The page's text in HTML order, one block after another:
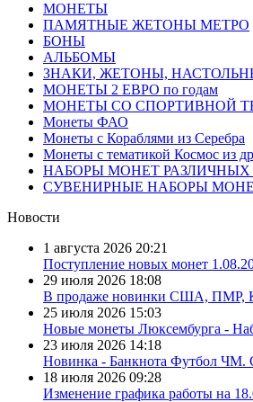
MОНЕТЫ
ПАМЯТНЫЕ ЖЕТОНЫ МЕТРО
БОНЫ
АЛЬБОМЫ
ЗНАКИ, ЖЕТОНЫ,
МОНЕТЫ 2 ЕВРО по годам
МОНЕТЫ СО СПОРТИВНОЙ
Монеты ФАО
Монеты с Кораблями из Серебра
Монеты с тематикой Космос из
НАБОРЫ МОНЕТ РАЗЛИЧНЫХ
СУВЕНИРНЫЕ НАБОРЫ
Новости
1 августа 2026 20:21
Поступление новых монет
29 июля 2026 18:08
В продаже новинки США, ПМР,
25 июля 2026 15:03
Новые монеты Люксембурга -
23 июля 2026 14:18
Новинка - Банкнота Футбол
18 июля 2026 09:28
Изменение графика работы на